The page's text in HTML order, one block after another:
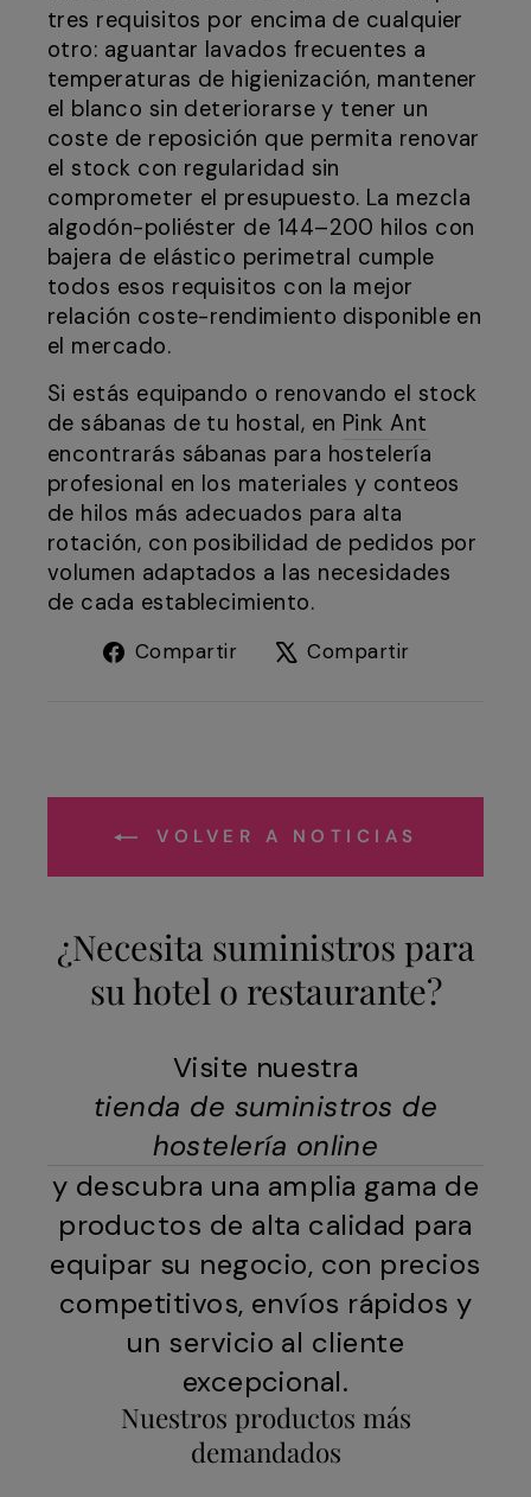
tres requisitos por encima de cualquier
otro: aguantar lavados frecuentes a
temperaturas de higienización, mantener
el blanco sin deteriorarse y tener un
coste de reposición que permita renovar
el stock con regularidad sin
comprometer el presupuesto. La mezcla
algodón-poliéster de 144–200 hilos con
bajera de elástico perimetral cumple
todos esos requisitos con la mejor
relación coste-rendimiento disponible en
el mercado.
Si estás equipando o renovando el stock
de sábanas de tu hostal, en Pink Ant
encontrarás sábanas para hostelería
profesional en los materiales y conteos
de hilos más adecuados para alta
rotación, con posibilidad de pedidos por
volumen adaptados a las necesidades
de cada establecimiento.
Compartir
Compartir
Compartir
VOLVER A NOTICIAS
¿Necesita suministros para
su hotel o restaurante?
Visite nuestra
tienda de suministros de
hostelería online
y descubra una amplia gama de
productos de alta calidad para
equipar su negocio, con precios
competitivos, envíos rápidos y
un servicio al cliente
excepcional.
Nuestros productos más
demandados